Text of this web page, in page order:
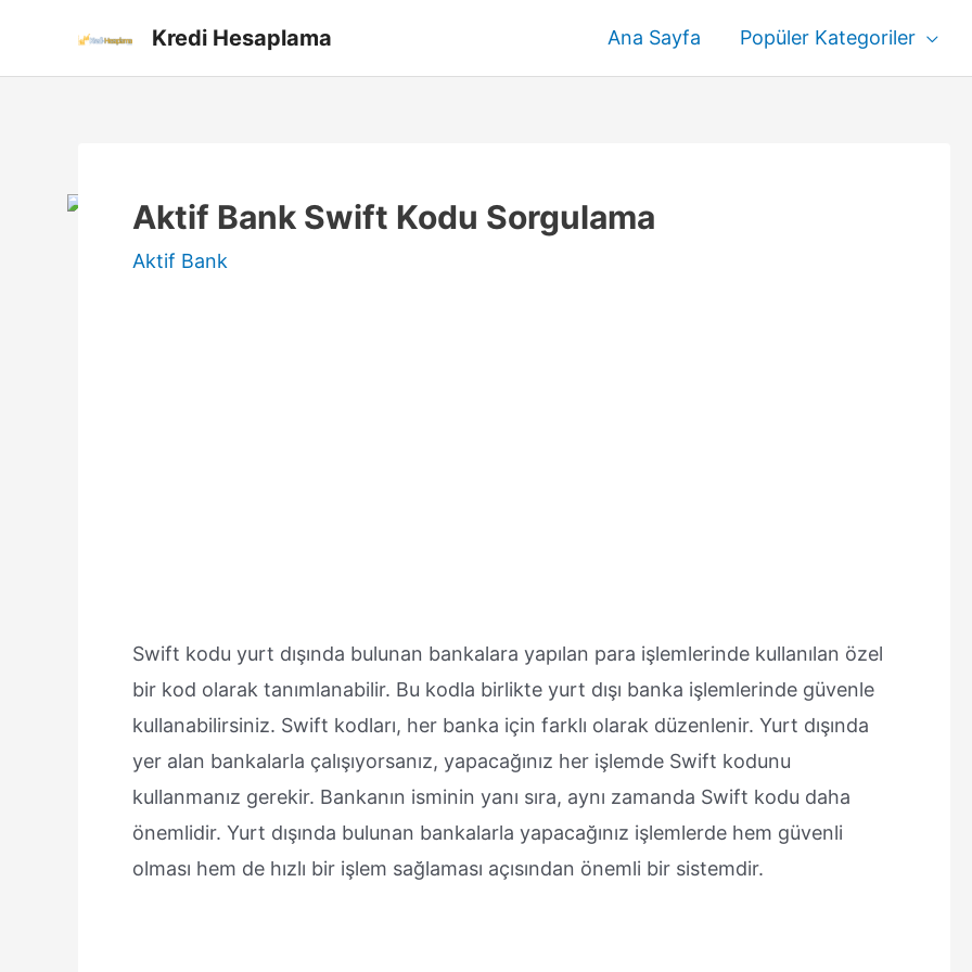
Kredi Hesaplama Ana Sayfa Popüler Kategoriler
Aktif Bank Swift Kodu Sorgulama
Aktif Bank
Swift kodu yurt dışında bulunan bankalara yapılan para işlemlerinde kullanılan özel
bir kod olarak tanımlanabilir. Bu kodla birlikte yurt dışı banka işlemlerinde güvenle
kullanabilirsiniz. Swift kodları, her banka için farklı olarak düzenlenir. Yurt dışında
yer alan bankalarla çalışıyorsanız, yapacağınız her işlemde Swift kodunu
kullanmanız gerekir. Bankanın isminin yanı sıra, aynı zamanda Swift kodu daha
önemlidir. Yurt dışında bulunan bankalarla yapacağınız işlemlerde hem güvenli
olması hem de hızlı bir işlem sağlaması açısından önemli bir sistemdir.